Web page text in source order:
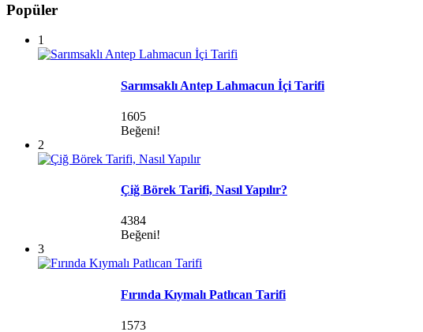
Popüler
1
Sarımsaklı Antep Lahmacun İçi Tarifi
1605
Beğeni!
2
Çiğ Börek Tarifi, Nasıl Yapılır?
4384
Beğeni!
3
Fırında Kıymalı Patlıcan Tarifi
1573